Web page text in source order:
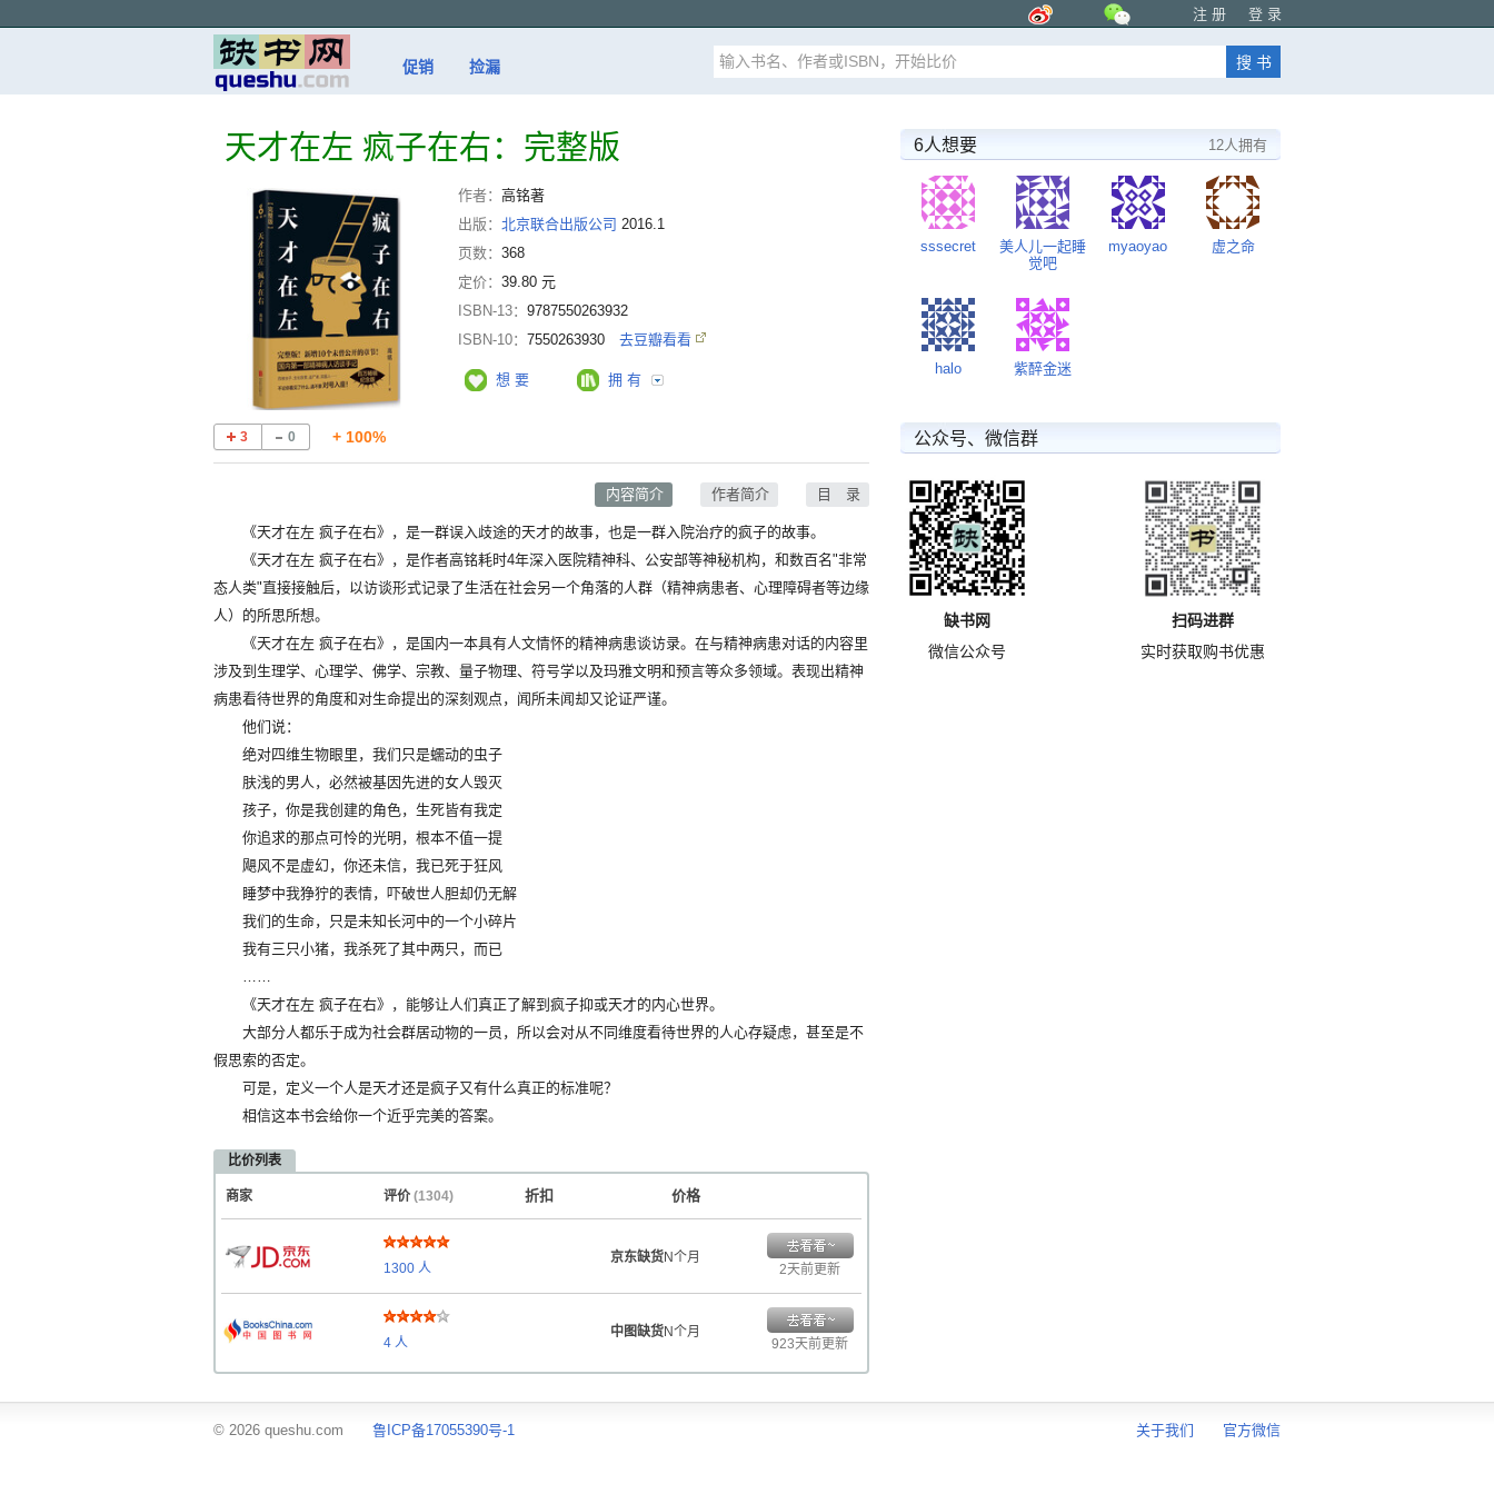
注 册 登 录
促销 捡漏
天才在左 疯子在右：完整版
作者： 高铭著
出版： 北京联合出版公司 2016.1
页数： 368
定价： 39.80 元
ISBN-13： 9787550263932
ISBN-10： 7550263930 去豆瓣看看
想 要 拥 有
3 0 + 100%
目 录
作者简介
内容简介
《天才在左 疯子在右》，是一群误入歧途的天才的故事，也是一群入院治疗的疯子的故事。
《天才在左 疯子在右》，是作者高铭耗时4年深入医院精神科、公安部等神秘机构，和数百名"非常
态人类"直接接触后，以访谈形式记录了生活在社会另一个角落的人群（精神病患者、心理障碍者等边缘
人）的所思所想。
《天才在左 疯子在右》，是国内一本具有人文情怀的精神病患谈访录。在与精神病患对话的内容里
涉及到生理学、心理学、佛学、宗教、量子物理、符号学以及玛雅文明和预言等众多领域。表现出精神
病患看待世界的角度和对生命提出的深刻观点，闻所未闻却又论证严谨。
他们说：
绝对四维生物眼里，我们只是蠕动的虫子
肤浅的男人，必然被基因先进的女人毁灭
孩子，你是我创建的角色，生死皆有我定
你追求的那点可怜的光明，根本不值一提
飓风不是虚幻，你还未信，我已死于狂风
睡梦中我狰狞的表情，吓破世人胆却仍无解
我们的生命，只是未知长河中的一个小碎片
我有三只小猪，我杀死了其中两只，而已
……
《天才在左 疯子在右》，能够让人们真正了解到疯子抑或天才的内心世界。
大部分人都乐于成为社会群居动物的一员，所以会对从不同维度看待世界的人心存疑虑，甚至是不
假思索的否定。
可是，定义一个人是天才还是疯子又有什么真正的标准呢？
相信这本书会给你一个近乎完美的答案。
比价列表
商家 评价 (1304) 折扣 价格
1300 人
京东缺货N个月
2天前更新
4 人
中图缺货N个月
923天前更新
6人想要 12人拥有
sssecret
美人儿一起睡
觉吧
myaoyao 虚之命
halo 紫醉金迷
公众号、微信群
缺书网
微信公众号
扫码进群
实时获取购书优惠
© 2026 queshu.com 鲁ICP备17055390号-1 关于我们 官方微信